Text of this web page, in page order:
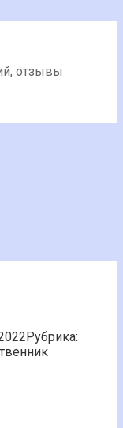
отзывы
Рубрика: